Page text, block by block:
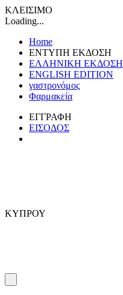
ΚΛΕΙΣΙΜΟ
Loading...
Home
ΕΝΤΥΠΗ ΕΚΔΟΣΗ
ΕΛΛΗΝΙΚΗ ΕΚΔΟΣΗ
ENGLISH EDITION
γαστρονόμος
Φαρμακεία
ΕΓΓΡΑΦΗ
ΕΙΣΟΔΟΣ
ΚΥΠΡΟΥ